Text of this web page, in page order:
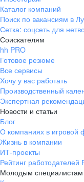
Каталог компаний
Поиск по вакансиям в
Сетка: соцсеть для
Соискателям
hh PRO
Готовое резюме
Все сервисы
Хочу у вас работать
Производственный
Экспертная
Новости и статьи
Блог
О компаниях в игровой
Жизнь в компании
ИТ-проекты
Рейтинг работодателей
Молодым специалистам